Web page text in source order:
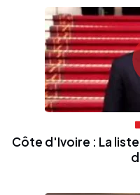
Côte d'Ivoire : La